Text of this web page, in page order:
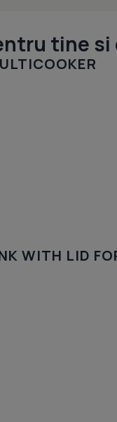
tine si
WITH LID